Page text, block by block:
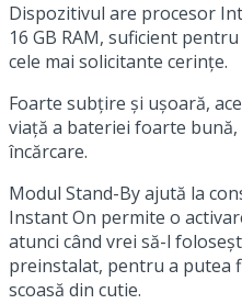
Dispozitivul are procesor
16 GB RAM, suficient
cele mai solicitante cerințe.
Foarte subțire și ușoară,
viață a bateriei foarte
încărcare.
Modul Stand-By ajută la
Instant On permite o
atunci când vrei să-l
preinstalat, pentru a putea
scoasă din cutie.